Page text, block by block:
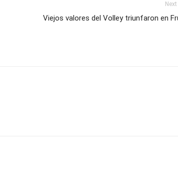
Viejos valores del Volley triunfaron en